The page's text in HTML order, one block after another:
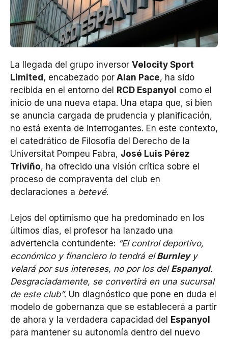
La llegada del grupo inversor Velocity Sport
Limited , encabezado por Alan Pace, ha sido
recibida en el entorno del
RCD Espanyol como el
inicio de una nueva etapa. Una etapa que, si bien
se anuncia cargada de prudencia y planificación,
no está exenta de interrogantes. En este contexto,
el catedrático de Filosofía del Derecho de la
Universitat Pompeu Fabra, José Luis Pérez
Triviño, ha ofrecido una visión crítica sobre el
proceso de compraventa del club en
declaraciones a betevé.
Lejos del optimismo que ha predominado en los
últimos días, el profesor ha lanzado una
advertencia contundente: “El control deportivo,
económico y financiero lo tendrá elBurnleyy
velará por sus intereses, no por los del Espanyol.
Desgraciadamente, se convertirá en una sucursal
de este club”. Un diagnóstico que pone en duda el
modelo de gobernanza que se establecerá a partir
de ahora y la verdadera capacidad del Espanyol
para mantener su autonomía dentro del nuevo